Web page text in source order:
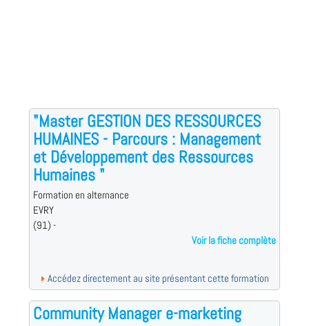
"Master GESTION DES RESSOURCES
HUMAINES - Parcours : Management
et Développement des Ressources
Humaines "
Formation en alternance
EVRY
(91) -
Voir la fiche complète
Accédez directement au site présentant cette formation
Community Manager e-marketing